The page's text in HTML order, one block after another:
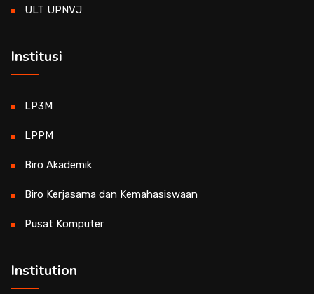
ULT UPNVJ
Institusi
LP3M
LPPM
Biro Akademik
Biro Kerjasama dan Kemahasiswaan
Pusat Komputer
Institution